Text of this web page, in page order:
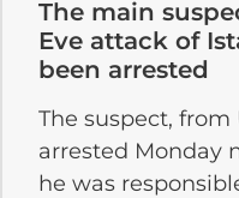
The main
Eve attack of
been arrested
The suspect,
arrested Monday
he was